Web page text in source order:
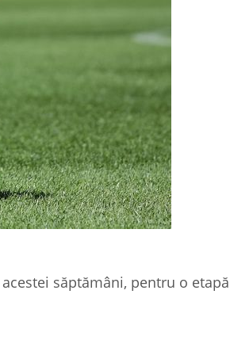
săptămâni, pentru o etapă